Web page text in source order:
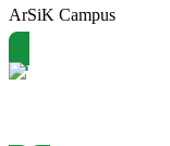
ArSiK Campus